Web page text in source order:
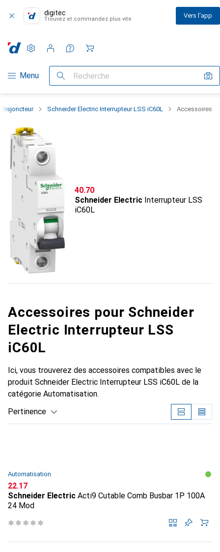
digitec
Trouvez et commandez plus vite Vers l'app
Navigation par catégorie
Menu Recherche
Paramètres
Compte client
Listes de comparaison
Listes d'envies
Panier
Disjoncteur Schneider Electric Interrupteur LSS iC60L Accessoires
CHF
40.70
Schneider Electric Interrupteur LSS
iC60L
Accessoires pour Schneider
Electric Interrupteur LSS
iC60L
Ici, vous trouverez des accessoires compatibles avec le
produit Schneider Electric Interrupteur LSS iC60L de la
catégorie Automatisation.
Pertinence
Automatisation
CHF
22.17
Schneider Electric Acti9 Cutable Comb Busbar 1P 100A
24 Mod